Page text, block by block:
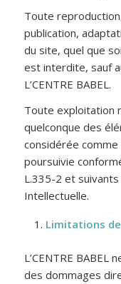
Toute
publication,
du site, quel que
est interdite, sauf
L’CENTRE BABEL.
Toute exploitation
quelconque des
considérée
poursuivie
L.335-2 et
Intellectuelle.
Limitations
L’CENTRE
des dommages